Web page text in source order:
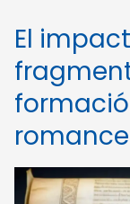
El